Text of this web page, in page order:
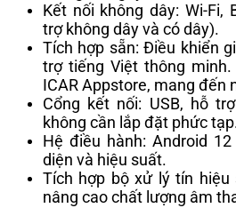
Kết nối không dây: Wi-Fi,
trợ không dây và có dây).
Tích hợp sẵn: Điều khiển
trợ tiếng Việt thông
ICAR Appstore, mang đến
Cổng kết nối: USB, hỗ
không cần lắp đặt phức
Hệ điều hành: Android
diện và hiệu suất.
Tích hợp bộ xử lý tín hiệu
nâng cao chất lượng âm